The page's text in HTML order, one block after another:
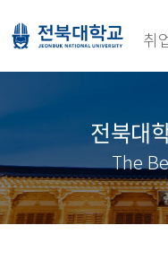
취
전북대
The